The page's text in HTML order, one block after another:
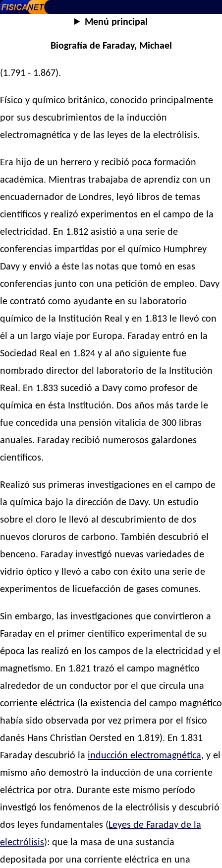
Menú principal
Biografía de Faraday, Michael
(1.791 - 1.867).
Físico y químico británico, conocido principalmente
por sus descubrimientos de la inducción
electromagnética y de las leyes de la electrólisis.
Era hijo de un herrero y recibió poca formación
académica. Mientras trabajaba de aprendiz con un
encuadernador de Londres, leyó libros de temas
científicos y realizó experimentos en el campo de la
electricidad. En 1.812 asistió a una serie de
conferencias impartidas por el químico Humphrey
Davy y envió a éste las notas que tomó en esas
conferencias junto con una petición de empleo. Davy
le contrató como ayudante en su laboratorio
químico de la Institución Real y en 1.813 le llevó con
él a un largo viaje por Europa. Faraday entró en la
Sociedad Real en 1.824 y al año siguiente fue
nombrado director del laboratorio de la Institución
Real. En 1.833 sucedió a Davy como profesor de
química en ésta Institución. Dos años más tarde le
fue concedida una pensión vitalicia de 300 libras
anuales. Faraday recibió numerosos galardones
científicos.
Realizó sus primeras investigaciones en el campo de
la química bajo la dirección de Davy. Un estudio
sobre el cloro le llevó al descubrimiento de dos
nuevos cloruros de carbono. También descubrió el
benceno. Faraday investigó nuevas variedades de
vidrio óptico y llevó a cabo con éxito una serie de
experimentos de licuefacción de gases comunes.
Sin embargo, las investigaciones que convirtieron a
Faraday en el primer científico experimental de su
época las realizó en los campos de la electricidad y el
magnetismo. En 1.821 trazó el campo magnético
alrededor de un conductor por el que circula una
corriente eléctrica (la existencia del campo magnético
había sido observada por vez primera por el físico
danés Hans Christian Oersted en 1.819). En 1.831
Faraday descubrió la inducción electromagnética, y el
mismo año demostró la inducción de una corriente
eléctrica por otra. Durante este mismo período
investigó los fenómenos de la electrólisis y descubrió
dos leyes fundamentales (Leyes de Faraday de la
electrólisis): que la masa de una sustancia
depositada por una corriente eléctrica en una